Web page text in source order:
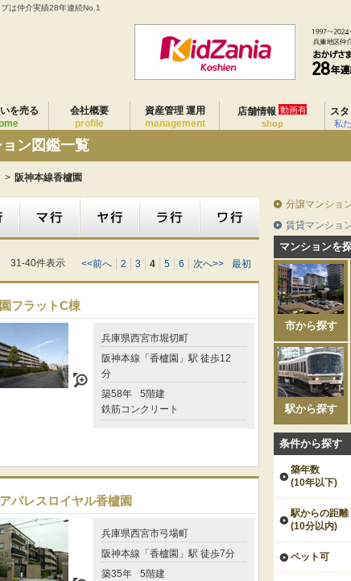
は仲介実績28年連続No.1
を売る
会社概要
profile
資産管理 運用
management
店舗情報 動画有
shop
ス
私
ン図鑑一覧
> 阪神本線香櫨園
分譲マンショ
賃貸マンショ
マンションを
市から探す
駅から探す
条件から探す
築年数
(10年以下)
駅からの距離
(10分以内)
ペット可
<<前へ 2 3 4 5 6 次へ>> 最初
31-40件表示
フラットC棟
兵庫県西宮市堀切町
阪神本線「香櫨園」駅 徒歩12
分
築58年
5階建
鉄筋コンクリート
パレスロイヤル香櫨園
兵庫県西宮市弓場町
阪神本線「香櫨園」駅 徒歩7分
築35年
5階建